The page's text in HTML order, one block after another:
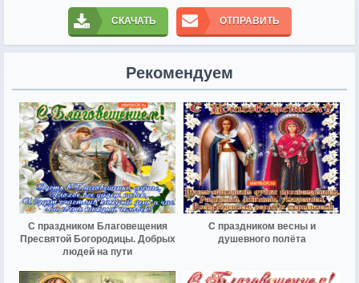
СКАЧАТЬ ОТПРАВИТЬ
Рекомендуем
С праздником Благовещения
Пресвятой Богородицы. Добрых
людей на пути
С праздником весны и
душевного полёта